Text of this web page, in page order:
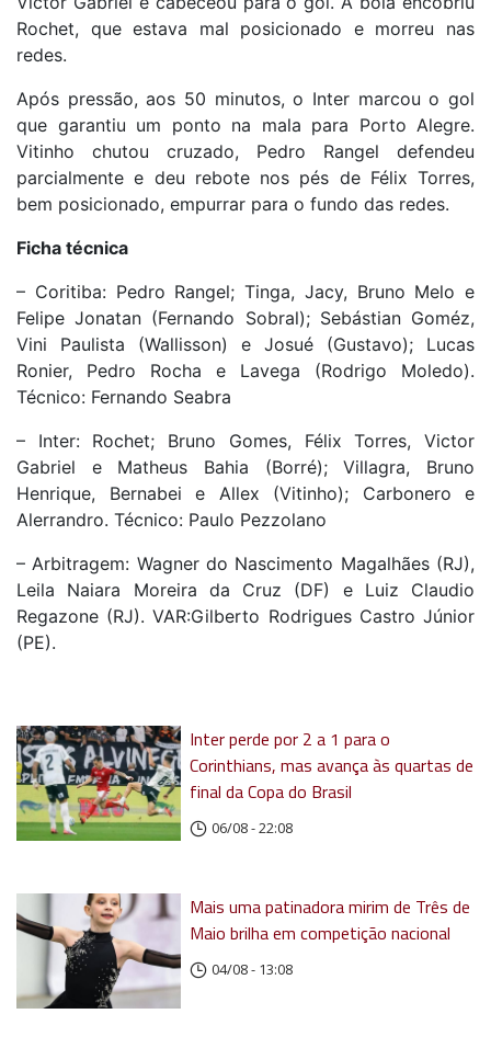
Rochet, que estava mal posicionado e morreu nas
redes.
Após pressão, aos 50 minutos, o Inter marcou o gol
que garantiu um ponto na mala para Porto Alegre.
Vitinho chutou cruzado, Pedro Rangel defendeu
parcialmente e deu rebote nos pés de Félix Torres,
bem posicionado, empurrar para o fundo das redes.
Ficha técnica
– Coritiba: Pedro Rangel; Tinga, Jacy, Bruno Melo e
Felipe Jonatan (Fernando Sobral); Sebástian Goméz,
Vini Paulista (Wallisson) e Josué (Gustavo); Lucas
Ronier, Pedro Rocha e Lavega (Rodrigo Moledo).
Técnico: Fernando Seabra
– Inter: Rochet; Bruno Gomes, Félix Torres, Victor
Gabriel e Matheus Bahia (Borré); Villagra, Bruno
Henrique, Bernabei e Allex (Vitinho); Carbonero e
Alerrandro. Técnico: Paulo Pezzolano
– Arbitragem: Wagner do Nascimento Magalhães (RJ),
Leila Naiara Moreira da Cruz (DF) e Luiz Claudio
Regazone (RJ). VAR:Gilberto Rodrigues Castro Júnior
(PE).
Inter perde por 2 a 1 para o
Corinthians, mas avança às quartas de
final da Copa do Brasil
06/08 - 22:08
Mais uma patinadora mirim de Três de
Maio brilha em competição nacional
04/08 - 13:08